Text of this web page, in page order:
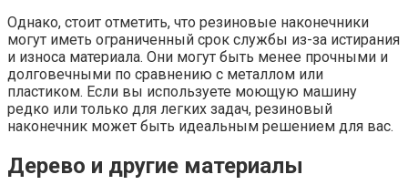
Однако, стоит отметить, что резиновые наконечники
могут иметь ограниченный срок службы из-за истирания
и износа материала. Они могут быть менее прочными и
долговечными по сравнению с металлом или
пластиком. Если вы используете моющую машину
редко или только для легких задач, резиновый
наконечник может быть идеальным решением для вас.
Дерево и другие материалы